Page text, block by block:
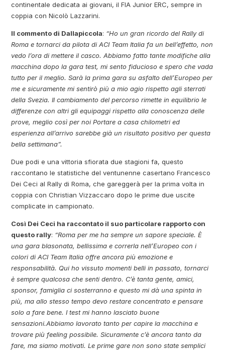
continentale dedicata ai giovani, il FIA Junior ERC, sempre in
coppia con Nicolò Lazzarini.
Il commento di Dallapiccola: “Ho un gran ricordo del Rally di
Roma e tornarci da pilota di ACI Team Italia fa un bell’effetto, non
vedo l’ora di mettere il casco. Abbiamo fatto tante modifiche alla
macchina dopo la gara test, mi sento fiducioso e spero che vada
tutto per il meglio. Sarà la prima gara su asfalto dell’Europeo per
me e sicuramente mi sentirò più a mio agio rispetto agli sterrati
della Svezia. Il cambiamento del percorso rimette in equilibrio le
differenze con altri gli equipaggi rispetto alla conoscenza delle
prove, meglio così per noi Portare a casa chilometri ed
esperienza all’arrivo sarebbe già un risultato positivo per questa
bella settimana”.
Due podi e una vittoria sfiorata due stagioni fa, questo
raccontano le statistiche del ventunenne casertano Francesco
Dei Ceci al Rally di Roma, che gareggerà per la prima volta in
coppia con Christian Vizzaccaro dopo le prime due uscite
complicate in campionato.
Così Dei Ceci ha raccontato il suo particolare rapporto con
questo rally: “Roma per me ha sempre un sapore speciale. È
una gara blasonata, bellissima e correrla nell’Europeo con i
colori di ACI Team Italia offre ancora più emozione e
responsabilità. Qui ho vissuto momenti belli in passato, tornarci
è sempre qualcosa che senti dentro. C’è tanta gente, amici,
sponsor, famiglia ci sosterranno e questo mi dà una spinta in
più, ma allo stesso tempo devo restare concentrato e pensare
solo a fare bene. I test mi hanno lasciato buone
sensazioni.Abbiamo lavorato tanto per capire la macchina e
trovare più feeling possibile. Sicuramente c’è ancora tanto da
fare, ma siamo motivati. Le prime gare non sono state semplici